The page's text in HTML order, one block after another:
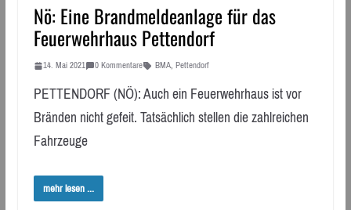
Nö: Eine Brandmeldeanlage für das
Feuerwehrhaus Pettendorf
14. Mai 2021 0 Kommentare BMA, Pettendorf
PETTENDORF (NÖ): Auch ein Feuerwehrhaus ist vor
Bränden nicht gefeit. Tatsächlich stellen die zahlreichen
Fahrzeuge
mehr lesen ...